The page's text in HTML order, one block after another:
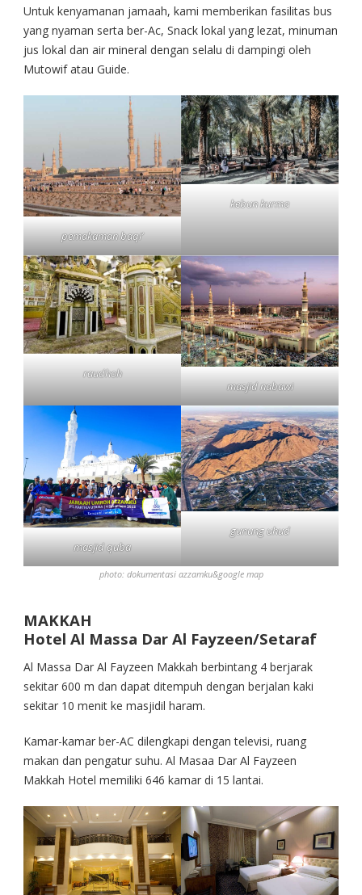
Untuk kenyamanan jamaah, kami memberikan fasilitas bus
yang nyaman serta ber-Ac, Snack lokal yang lezat, minuman
jus lokal dan air mineral dengan selalu di dampingi oleh
Mutowif atau Guide.
pemakaman baqi’
kebun kurma
raudhoh
masjid nabawi
masjid quba
gunung uhud
photo: dokumentasi azzamku&google map
MAKKAH
Hotel Al Massa Dar Al Fayzeen/Setaraf
Al Massa Dar Al Fayzeen Makkah berbintang 4 berjarak
sekitar 600 m dan dapat ditempuh dengan berjalan kaki
sekitar 10 menit ke masjidil haram.
Kamar-kamar ber-AC dilengkapi dengan televisi, ruang
makan dan pengatur suhu. Al Masaa Dar Al Fayzeen
Makkah Hotel memiliki 646 kamar di 15 lantai.